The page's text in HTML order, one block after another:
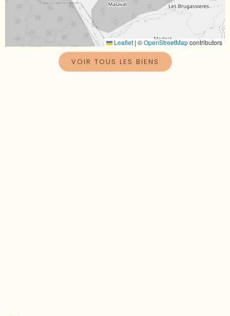
Leaflet | ©OpenStreetMapcontributors
VOIR TOUS LES BIENS